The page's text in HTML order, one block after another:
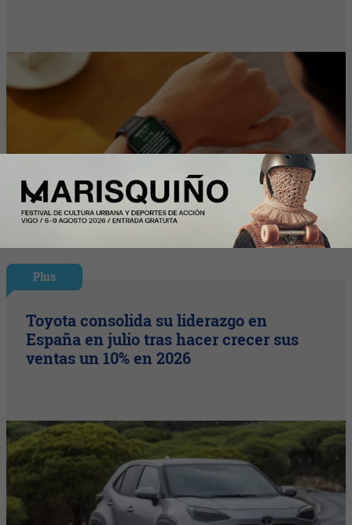
Plus
Toyota consolida su liderazgo en
España en julio tras hacer crecer sus
ventas un 10% en 2026